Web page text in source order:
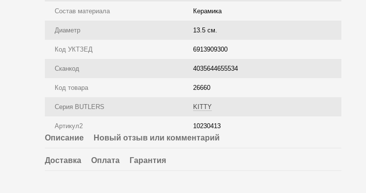
Состав материала Керамика
Диаметр 13.5 см.
Код УКТЗЕД 6913909300
Сканкод 4035644655534
Код товара 26660
Серия BUTLERS KITTY
Артикул2 10230413
Описание Новый отзыв или комментарий
Доставка Оплата Гарантия